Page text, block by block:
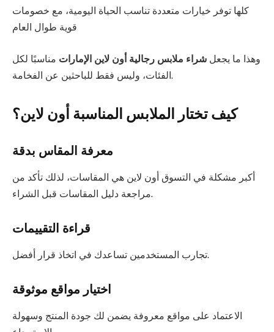
كلها توفر خيارات متعددة تناسب الحياة اليومية، مع خصومات
قوية طوال العام
وهذا ما يجعل شراء ملابس رجالية أون لاين الإمارات مناسبًا لكل
الفئات، وليس فقط للباحثين عن الفخامة.
كيف تختار الملابس المناسبة أون لاين؟
معرفة المقاس بدقة
أكبر مشكلة في التسوق أون لاين هي المقاسات، لذلك تأكد من
مراجعة دليل المقاسات قبل الشراء.
قراءة التقييمات
تجارب المستخدمين تساعدك في اتخاذ قرار أفضل.
اختيار مواقع موثوقة
الاعتماد على مواقع معروفة يضمن لك جودة المنتج وسهولة